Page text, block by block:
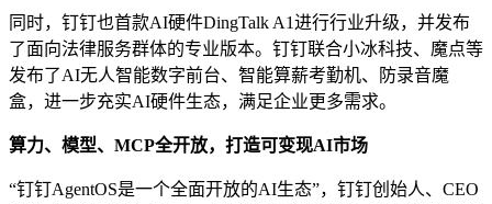
同时，钉钉也首款AI硬件DingTalk A1进行行业升级，并发布
了面向法律服务群体的专业版本。钉钉联合小冰科技、魔点等
发布了AI无人智能数字前台、智能算薪考勤机、防录音魔
盒，进一步充实AI硬件生态，满足企业更多需求。
算力、模型、MCP全开放，打造可变现AI市场
“钉钉AgentOS是一个全面开放的AI生态”，钉钉创始人、CEO